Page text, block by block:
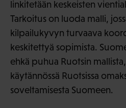
linkitetään keskeisten
Tarkoitus on luoda malli,
kilpailukyvyn turvaava
keskitettyä sopimista.
ehkä puhua Ruotsin
käytännössä Ruotsissa
soveltamisesta Suomeen.